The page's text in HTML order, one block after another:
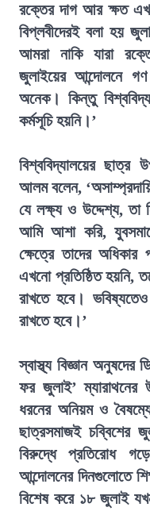
রক্তের দাগ আর ক্ষত
বিপ্লবীদেরই বলা হয়
আমরা নাকি যারা
জুলাইয়ের আন্দোলনে গণ
অনেক। কিন্তু
কর্মসূচি হয়নি।’
বিশ্ববিদ্যালয়ের ছাত্র
আলম বলেন,
যে লক্ষ্য ও উদ্দেশ্য,
আমি আশা করি,
ক্ষেত্রে তাদের অধিকার
এখনো প্রতিষ্ঠিত হয়নি,
রাখতে হবে। ভবিষ্যতেও
রাখতে হবে।’
স্বাস্থ্য বিজ্ঞান
ফর জুলাই’ ম্যারাথনের
ধরনের অনিয়ম ও
ছাত্রসমাজই চব্বিশের
বিরুদ্ধে প্রতিরোধ
আন্দোলনের দিনগুলোতে
বিশেষ করে ১৮ জুলাই